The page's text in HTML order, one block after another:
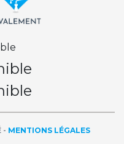
- MENTIONS LÉGALES